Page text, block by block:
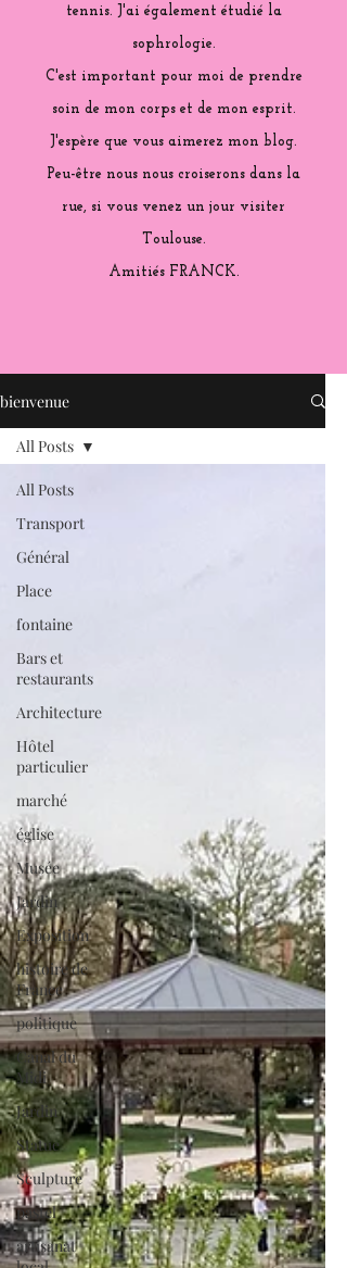
tennis. J'ai également étudié la
sophrologie.
C'est important pour moi de prendre
soin de mon corps et de mon esprit.
J'espère que vous aimerez mon blog.
Peu-être nous nous croiserons dans la
rue, si vous venez un jour visiter
Toulouse.
Amitiés FRANCK.
bienvenue
All Posts
Transport
Général
Place
fontaine
Bars et
restaurants
Architecture
Hôtel
particulier
marché
église
Musée
Jardin
Exposition
histoire de
France
politique
Canal du
Midi
Jardin
Statue
Sculpture
pastel
artisanat
All Posts